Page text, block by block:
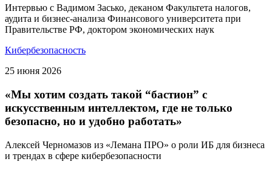
Интервью с Вадимом Засько, деканом Факультета налогов,
аудита и бизнес-анализа Финансового университета при
Правительстве РФ, доктором экономических наук
Кибербезопасность
25 июня 2026
«Мы хотим создать такой “бастион” с
искусственным интеллектом, где не только
безопасно, но и удобно работать»
Алексей Черномазов из «Лемана ПРО» о роли ИБ для бизнеса
и трендах в сфере кибербезопасности